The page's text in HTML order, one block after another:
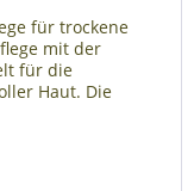
für trockene
mit der
für die
Haut. Die